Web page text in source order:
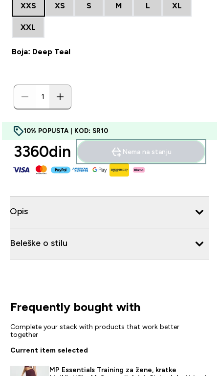
XXS XS S M L XL
XXL
Boja: Deep Teal
10% POPUSTA | KOD: SR10
3360din‎ Nema na stanju
Opis
Beleške o stilu
Frequently bought with
Complete your stack with products that work better
together
Current item selected
MP Essentials Training za žene, kratke